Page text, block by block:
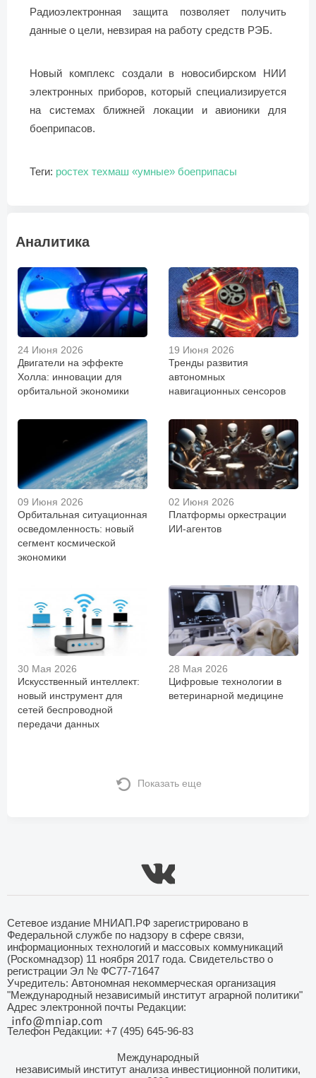
Радиоэлектронная защита позволяет получить
данные о цели, невзирая на работу средств РЭБ.
Новый комплекс создали в новосибирском НИИ
электронных приборов, который специализируется
на системах ближней локации и авионики для
боеприпасов.
Теги: ростех техмаш «умные» боеприпасы
Аналитика
24 Июня 2026
Двигатели на эффекте
Холла: инновации для
орбитальной экономики
19 Июня 2026
Тренды развития
автономных
навигационных сенсоров
09 Июня 2026
Орбитальная ситуационная
осведомленность: новый
сегмент космической
экономики
02 Июня 2026
Платформы оркестрации
ИИ-агентов
30 Мая 2026
Искусственный интеллект:
новый инструмент для
сетей беспроводной
передачи данных
28 Мая 2026
Цифровые технологии в
ветеринарной медицине
Показать еще
Сетевое издание МНИАП.РФ зарегистрировано в
Федеральной службе по надзору в сфере связи,
информационных технологий и массовых коммуникаций
(Роскомнадзор) 11 ноября 2017 года. Свидетельство о
регистрации Эл № ФС77-71647
Учредитель: Автономная некоммерческая организация
"Международный независимый институт аграрной политики"
Адрес электронной почты Редакции:
Телефон Редакции: +7 (495) 645-96-83
Международный
независимый институт анализа инвестиционной политики,